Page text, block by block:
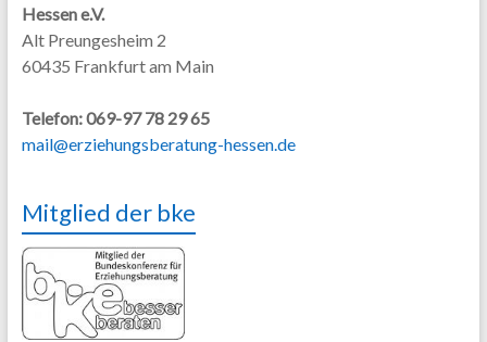
Hessen e.V.
Alt Preungesheim 2
60435 Frankfurt am Main
Telefon: 069-97 78 29 65
mail@erziehungsberatung-hessen.de
Mitglied der bke